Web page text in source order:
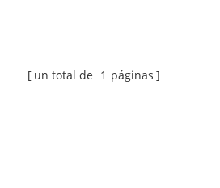
un total de 1 páginas